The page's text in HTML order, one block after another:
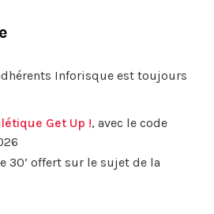
Inforisque est toujours
Get Up !, avec le code
30’ offert sur le sujet de la